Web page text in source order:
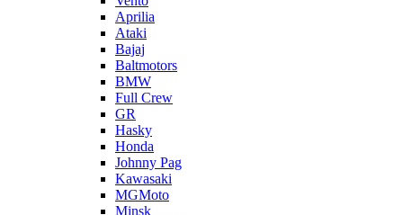
Aprilia
Ataki
Bajaj
Baltmotors
BMW
Full Crew
GR
Hasky
Honda
Johnny Pag
Kawasaki
MGMoto
Minsk